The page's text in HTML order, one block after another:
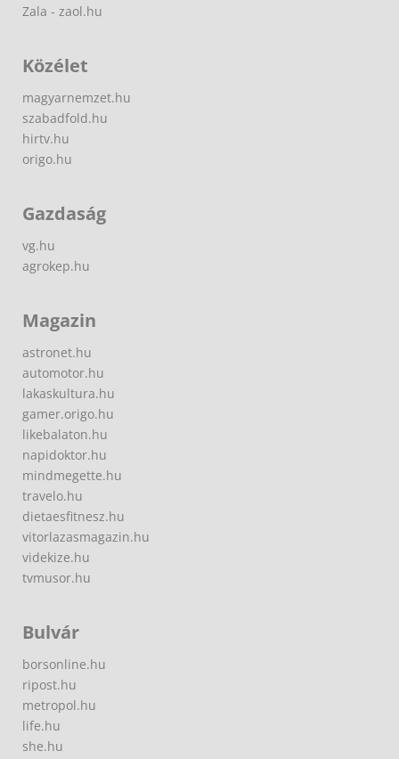
Zala - zaol.hu
Közélet
magyarnemzet.hu
szabadfold.hu
hirtv.hu
origo.hu
Gazdaság
vg.hu
agrokep.hu
Magazin
astronet.hu
automotor.hu
lakaskultura.hu
gamer.origo.hu
likebalaton.hu
napidoktor.hu
mindmegette.hu
travelo.hu
dietaesfitnesz.hu
vitorlazasmagazin.hu
videkize.hu
tvmusor.hu
Bulvár
borsonline.hu
ripost.hu
metropol.hu
life.hu
she.hu